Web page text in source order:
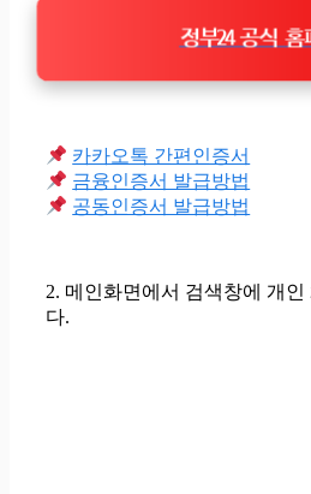
정부24 공식 홈
카카오톡 간편인증서
금융인증서 발급방법
공동인증서 발급방법
2. 메인화면에서 검색창에 개인
다.